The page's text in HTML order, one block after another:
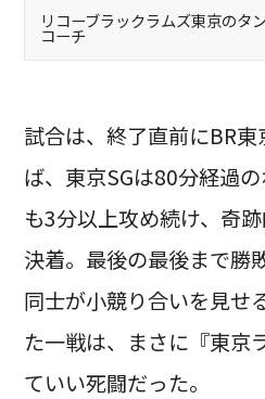
リコーブラックラムズ東京のタ
コーチ
試合は、終了直前にBR
ば、東京SGは80分経過
も3分以上攻め続け、奇
決着。最後の最後まで勝
同士が小競り合いを見せ
た一戦は、まさに『東京
ていい死闘だった。